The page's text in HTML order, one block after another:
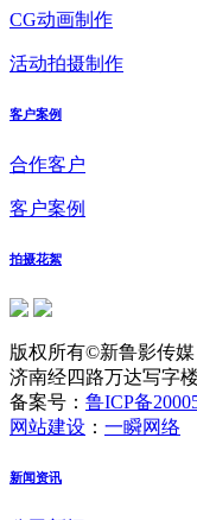
CG动画制作
活动拍摄制作
客户案例
合作客户
客户案例
拍摄花絮
版权所有©新鲁影传媒
济南经四路万达写字
备案号： 鲁ICP备
网站建设 ： 一瞬网络
新闻资讯